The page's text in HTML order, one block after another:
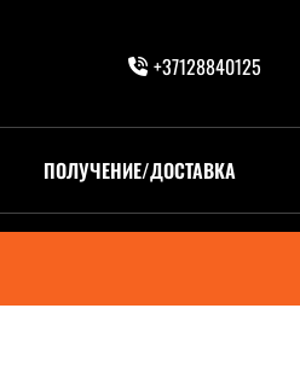
+37128840125
ПОЛУЧЕНИЕ/ДОСТАВКА